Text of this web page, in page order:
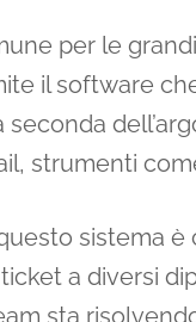
per le
il software
strumenti
sistema
a diversi